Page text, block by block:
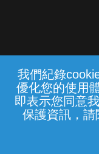
我們紀錄
優化您的使用
即表示您同意
保護資訊，請
常見問題 線上
中華電信
(統一